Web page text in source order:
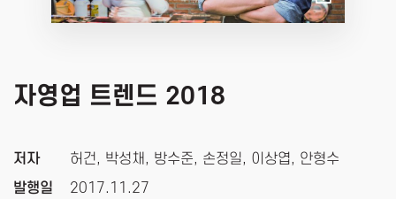
자영업 트렌드 2018
저자
발행일
허건, 박성채, 방수준, 손정일, 이상엽, 안형수
2017.11.27